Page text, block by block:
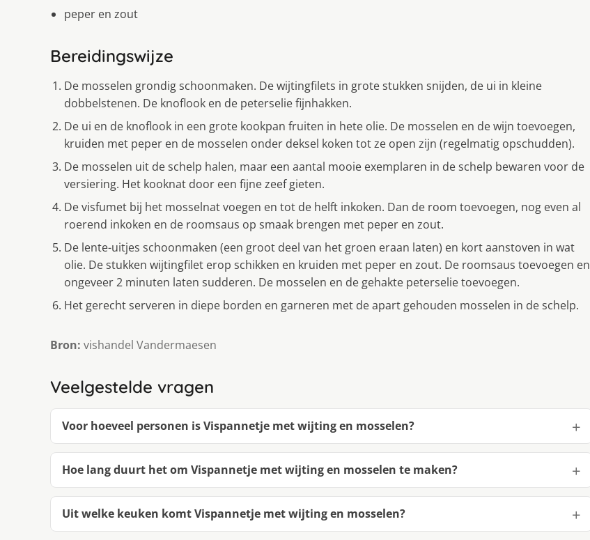
peper en zout
Bereidingswijze
De mosselen grondig schoonmaken. De wijtingfilets in grote stukken snijden, de ui in kleine
dobbelstenen. De knoflook en de peterselie fijnhakken.
De ui en de knoflook in een grote kookpan fruiten in hete olie. De mosselen en de wijn toevoegen,
kruiden met peper en de mosselen onder deksel koken tot ze open zijn (regelmatig opschudden).
De mosselen uit de schelp halen, maar een aantal mooie exemplaren in de schelp bewaren voor de
versiering. Het kooknat door een fijne zeef gieten.
De visfumet bij het mosselnat voegen en tot de helft inkoken. Dan de room toevoegen, nog even al
roerend inkoken en de roomsaus op smaak brengen met peper en zout.
De lente-uitjes schoonmaken (een groot deel van het groen eraan laten) en kort aanstoven in wat
olie. De stukken wijtingfilet erop schikken en kruiden met peper en zout. De roomsaus toevoegen en
ongeveer 2 minuten laten sudderen. De mosselen en de gehakte peterselie toevoegen.
Het gerecht serveren in diepe borden en garneren met de apart gehouden mosselen in de schelp.
Bron: vishandel Vandermaesen
Veelgestelde vragen
Voor hoeveel personen is Vispannetje met wijting en mosselen?
Hoe lang duurt het om Vispannetje met wijting en mosselen te maken?
Uit welke keuken komt Vispannetje met wijting en mosselen?